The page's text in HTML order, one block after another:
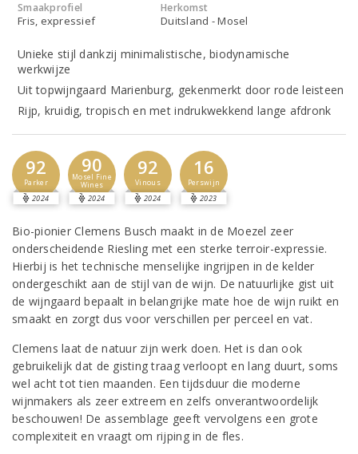
Smaakprofiel
Fris, expressief
Herkomst
Duitsland - Mosel
Unieke stijl dankzij minimalistische, biodynamische
werkwijze
Uit topwijngaard Marienburg, gekenmerkt door rode leisteen
Rijp, kruidig, tropisch en met indrukwekkend lange afdronk
92
Parker
2024
90
Mosel Fine
Wines
2024
92
Vinous
2024
16
Perswijn
2023
Bio-pionier Clemens Busch maakt in de Moezel zeer
onderscheidende Riesling met een sterke terroir-expressie.
Hierbij is het technische menselijke ingrijpen in de kelder
ondergeschikt aan de stijl van de wijn. De natuurlijke gist uit
de wijngaard bepaalt in belangrijke mate hoe de wijn ruikt en
smaakt en zorgt dus voor verschillen per perceel en vat.
Clemens laat de natuur zijn werk doen. Het is dan ook
gebruikelijk dat de gisting traag verloopt en lang duurt, soms
wel acht tot tien maanden. Een tijdsduur die moderne
wijnmakers als zeer extreem en zelfs onverantwoordelijk
beschouwen! De assemblage geeft vervolgens een grote
complexiteit en vraagt om rijping in de fles.